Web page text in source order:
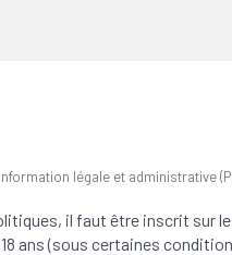
légale et administrative
il faut être inscrit sur
ans (sous certaines